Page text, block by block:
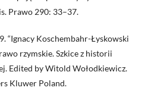
Prawo 290: 33–37.
“Ignacy Koschembahr-Łyskowski
rzymskie. Szkice z historii
Edited by Witold Wołodkiewicz.
Kluwer Poland.